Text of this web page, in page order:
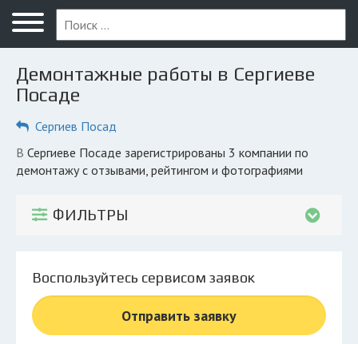
Меню
Главная
Вопрос юристу
Компании
Экоблог
© 2026 Все права защищены
Демонтажные работы в Сергиеве
Посаде
Сергиев Посад
в Сергиеве Посаде зарегистрированы 3 компании по
демонтажу с отзывами, рейтингом и фотографиями
ФИЛЬТРЫ
Воспользуйтесь сервисом заявок
Отправить заявку